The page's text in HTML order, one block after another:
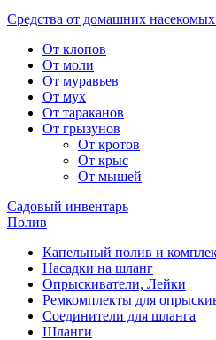
Средства от домашних
От клопов
От моли
От муравьев
От мух
От тараканов
От грызунов
От кротов
От крыс
От мышей
Садовый инвентарь
Полив
Капельный полив и
Насадки на шланг
Опрыскиватели, Лейки
Ремкомплекты для
Соединители для шланга
Шланги